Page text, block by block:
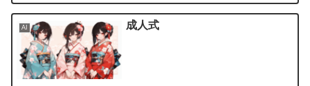
AI 成人式